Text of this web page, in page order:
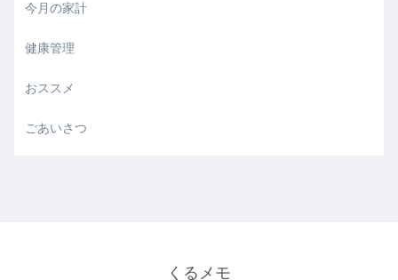
今月の家計
健康管理
おススメ
ごあいさつ
くるメモ